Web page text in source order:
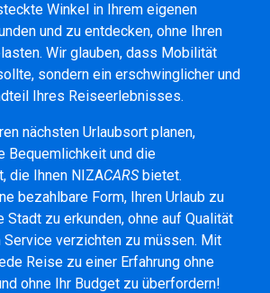
Winkel in Ihrem eigenen
und zu entdecken, ohne Ihren
Wir glauben, dass Mobilität
sondern ein erschwinglicher und
Ihres Reiseerlebnisses.
nächsten Urlaubsort planen,
Bequemlichkeit und die
die Ihnen NIZACARSbietet.
bezahlbare Form, Ihren Urlaub zu
Stadt zu erkunden, ohne auf Qualität
Service verzichten zu müssen. Mit
Reise zu einer Erfahrung ohne
ohne Ihr Budget zu überfordern!